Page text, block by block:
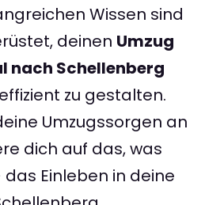
Wissen sind
deinen Umzug
nach Schellenberg
zu gestalten.
Umzugssorgen an
dich auf das, was
Einleben in deine